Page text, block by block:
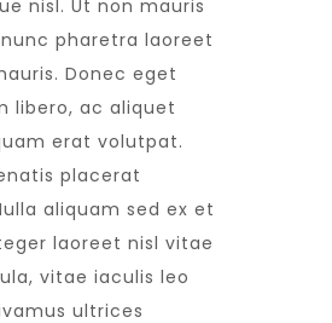
nisl. Ut non mauris
pharetra laoreet
Donec eget
libero, ac aliquet
erat volutpat.
placerat
aliquam sed ex et
laoreet nisl vitae
vitae iaculis leo
ultrices